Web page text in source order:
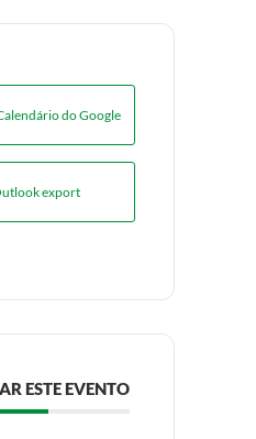
do Google
export
ESTE EVENTO